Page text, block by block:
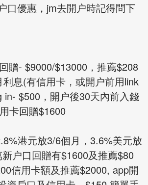
口優惠，jm去開户時記得問下
贈- $9000/$13000，推薦$208
息(有信用卡，或開户前用link
in- $500，開户後30天內前入錢
卡回贈$1600
港元放3/6個月，3.6%美元放
户口回贈有$1600及推薦$80
信用卡額及推薦$2000, app開